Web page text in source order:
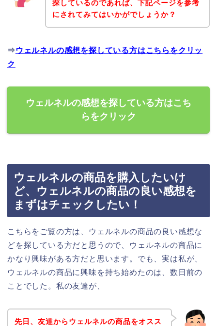
探しているのであれば、下記ページを参考
にされてみてはいかがでしょうか？
⇒ ウェルネルの感想を探している方はこちらをクリッ
ク
ウェルネルの感想を探している方はこち
らをクリック
ウェルネルの商品を購入したいけ
ど、ウェルネルの商品の良い感想を
まずはチェックしたい！
こちらをご覧の方は、ウェルネルの商品の良い感想な
どを探している方だと思うので、ウェルネルの商品に
かなり興味がある方だと思います。でも、実は私が、
ウェルネルの商品に興味を持ち始めたのは、数日前の
ことでした。私の友達が、
先日、友達からウェルネルの商品をオスス